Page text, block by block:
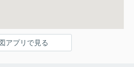
アプリで見る